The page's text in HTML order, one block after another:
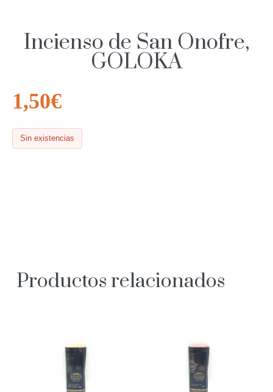
Incienso de San Onofre,
GOLOKA
1,50€
Sin existencias
Productos relacionados